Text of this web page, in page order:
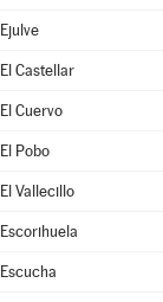
Ejulve
El Castellar
El Cuervo
El Pobo
El Vallecillo
Escorihuela
Escucha